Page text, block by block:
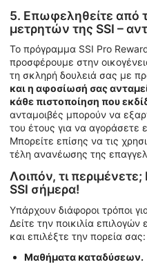
5. Επωφεληθείτε από
μετρητών της SSI –
Το πρόγραμμα SSI Pro
προσφέρουμε στην
τη σκληρή δουλειά σας με
και η αφοσίωσή σας
κάθε πιστοποίηση που
ανταμοιβές μπορούν να
του έτους για να αγοράσετε
Μπορείτε επίσης να τις
τέλη ανανέωσης της
Λοιπόν, τι
SSI σήμερα!
Υπάρχουν διάφοροι τρόποι
Δείτε την ποικιλία
και επιλέξτε την πορεία σας:
Μαθήματα καταδύσεων.